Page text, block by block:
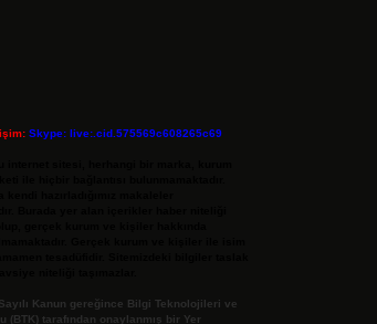
Skype: live:.cid.575569c608265c69
Kanun gereğince Bilgi Teknolojileri ve
(BTK) tarafından onaylanmış bir Yer